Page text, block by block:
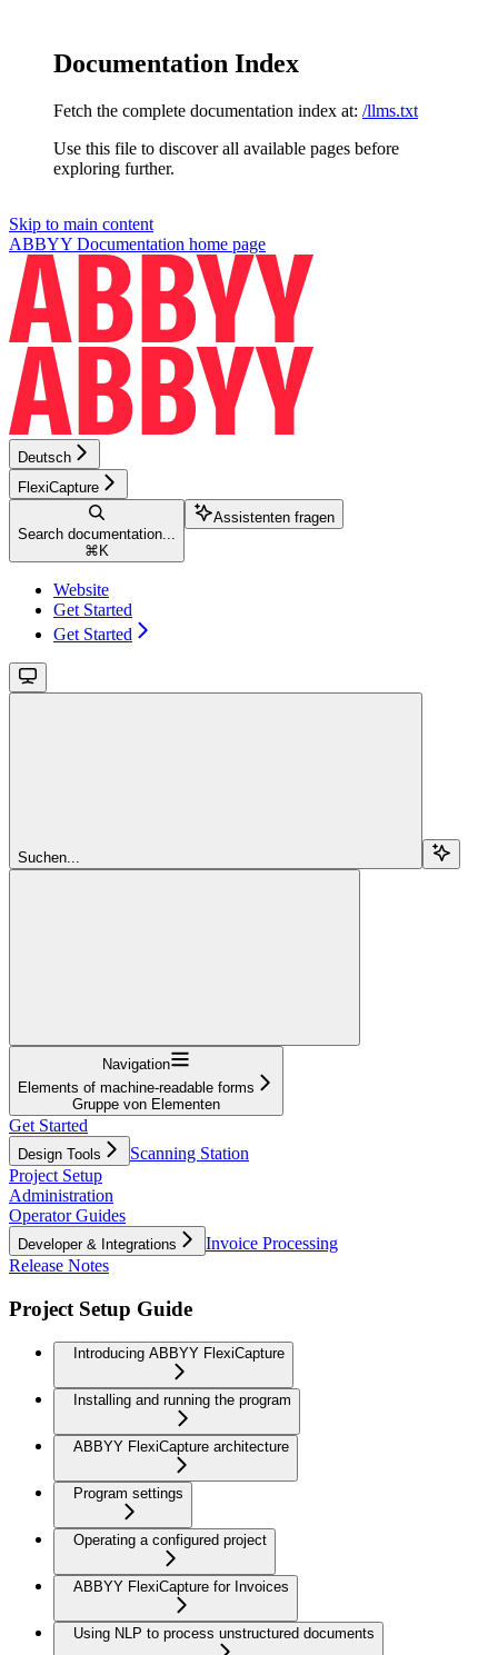
Documentation Index
Fetch the complete documentation index at: /llms.txt
Use this file to discover all available pages before
exploring further.
Skip to main content
ABBYY Documentation home page
Deutsch
FlexiCapture
Search documentation...
⌘ K
Assistenten fragen
Website
Get Started
Get Started
Suchen...
Navigation
Elements of machine-readable forms
Gruppe von Elementen
Get Started
Design Tools
Scanning Station
Project Setup
Administration
Operator Guides
Developer & Integrations
Invoice Processing
Release Notes
Project Setup Guide
Introducing ABBYY FlexiCapture
Installing and running the program
ABBYY FlexiCapture architecture
Program settings
Operating a configured project
ABBYY FlexiCapture for Invoices
Using NLP to process unstructured documents